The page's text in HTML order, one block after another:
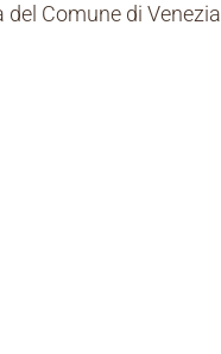
Comune di Venezia